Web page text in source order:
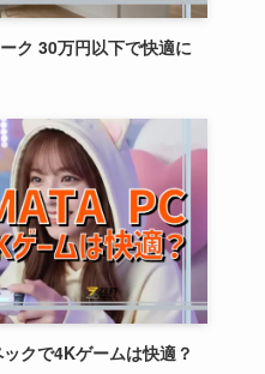
ク 30万円以下で快適に
クで4Kゲームは快適？